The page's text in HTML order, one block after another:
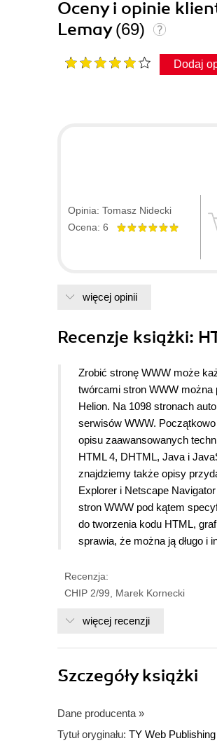
Oceny i opinie
Lemay(69)
Dodaj
Opinia: Tomasz Nidecki
Ocena: 6
więcej opinii
Recenzje książki:
Zrobić stronę WWW może
twórcami stron WWW
Helion. Na 1098 stronach
serwisów WWW.
opisu zaawansowanych
HTML 4, DHTML, Java i
znajdziemy także opisy
Explorer i Netscape
stron WWW pod kątem
do tworzenia kodu HTML,
sprawia, że można ją długo i
Recenzja:
CHIP 2/99, Marek Kornecki
więcej recenzji
Szczegółyksiążki
Dane producenta »
Tytuł oryginału: TY Web